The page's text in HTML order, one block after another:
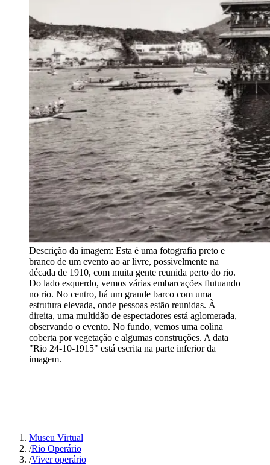
Descrição da imagem: Esta é uma fotografia preto e
branco de um evento ao ar livre, possivelmente na
década de 1910, com muita gente reunida perto do rio.
Do lado esquerdo, vemos várias embarcações flutuando
no rio. No centro, há um grande barco com uma
estrutura elevada, onde pessoas estão reunidas. À
direita, uma multidão de espectadores está aglomerada,
observando o evento. No fundo, vemos uma colina
coberta por vegetação e algumas construções. A data
"Rio 24-10-1915" está escrita na parte inferior da
imagem.
Museu Virtual
/Rio Operário
/Viver operário